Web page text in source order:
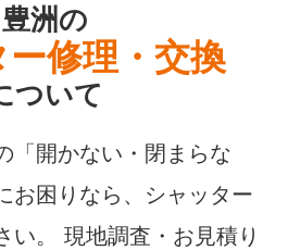
豊洲の
修理・交換
ついて
「開かない・閉まらな
お困りなら、シャッター
い。 現地調査・お見積り